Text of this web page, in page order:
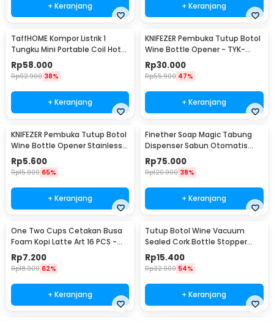
+ Keranjang + Keranjang
TaffHOME Kompor Listrik 1
Tungku Mini Portable Coil Hot
Plate 500W - C1-1000-03
Rp58.000
Rp92.900 38%
+ Keranjang
KNIFEZER Pembuka Tutup Botol
Wine Bottle Opener - TYK-
074B
Rp30.000
Rp55.900 47%
+ Keranjang
KNIFEZER Pembuka Tutup Botol
Wine Bottle Opener Stainless
Steel - WS01
Rp5.600
Rp15.900 65%
+ Keranjang
Finether Soap Magic Tabung
Dispenser Sabun Otomatis
400ml - AD-03
Rp75.000
Rp120.900 38%
+ Keranjang
One Two Cups Cetakan Busa
Foam Kopi Latte Art 16 PCS -
JJYE01
Rp7.200
Rp18.900 62%
+ Keranjang
Tutup Botol Wine Vacuum
Sealed Cork Bottle Stopper
Stainless Steel - G94529
Rp15.400
Rp32.900 54%
+ Keranjang